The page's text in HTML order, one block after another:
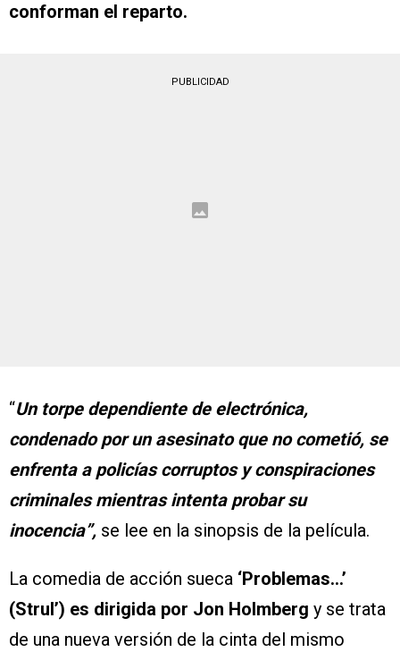
conforman el reparto.
PUBLICIDAD
“Un torpe dependiente de electrónica,
condenado por un asesinato que no cometió, se
enfrenta a policías corruptos y conspiraciones
criminales mientras intenta probar su
inocencia”, se lee en la sinopsis de la película.
La comedia de acción sueca ‘Problemas…’
(Strul’) es dirigida por Jon Holmberg y se trata
de una nueva versión de la cinta del mismo